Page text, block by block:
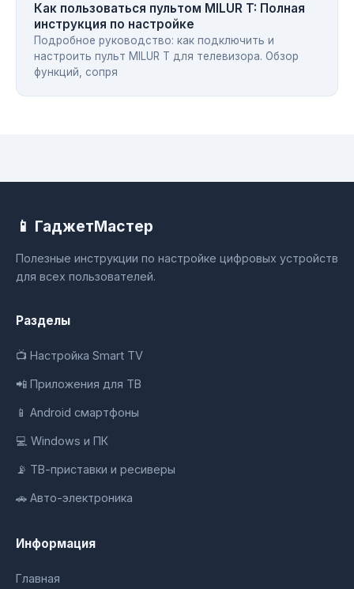
Как пользоваться пультом MILUR T: Полная
инструкция по настройке
Подробное руководство: как подключить и
настроить пульт MILUR T для телевизора. Обзор
функций, сопря
📱 ГаджетМастер
Полезные инструкции по настройке цифровых устройств
для всех пользователей.
Разделы
📺 Настройка Smart TV
📲 Приложения для ТВ
📱 Android смартфоны
💻 Windows и ПК
📡 ТВ-приставки и ресиверы
🚗 Авто-электроника
Информация
Главная